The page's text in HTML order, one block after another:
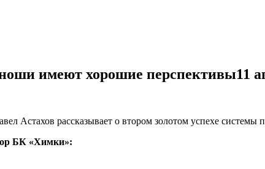
имеют хорошие перспективы11
Астахов рассказывает о втором золотом успехе
БК «Химки»: